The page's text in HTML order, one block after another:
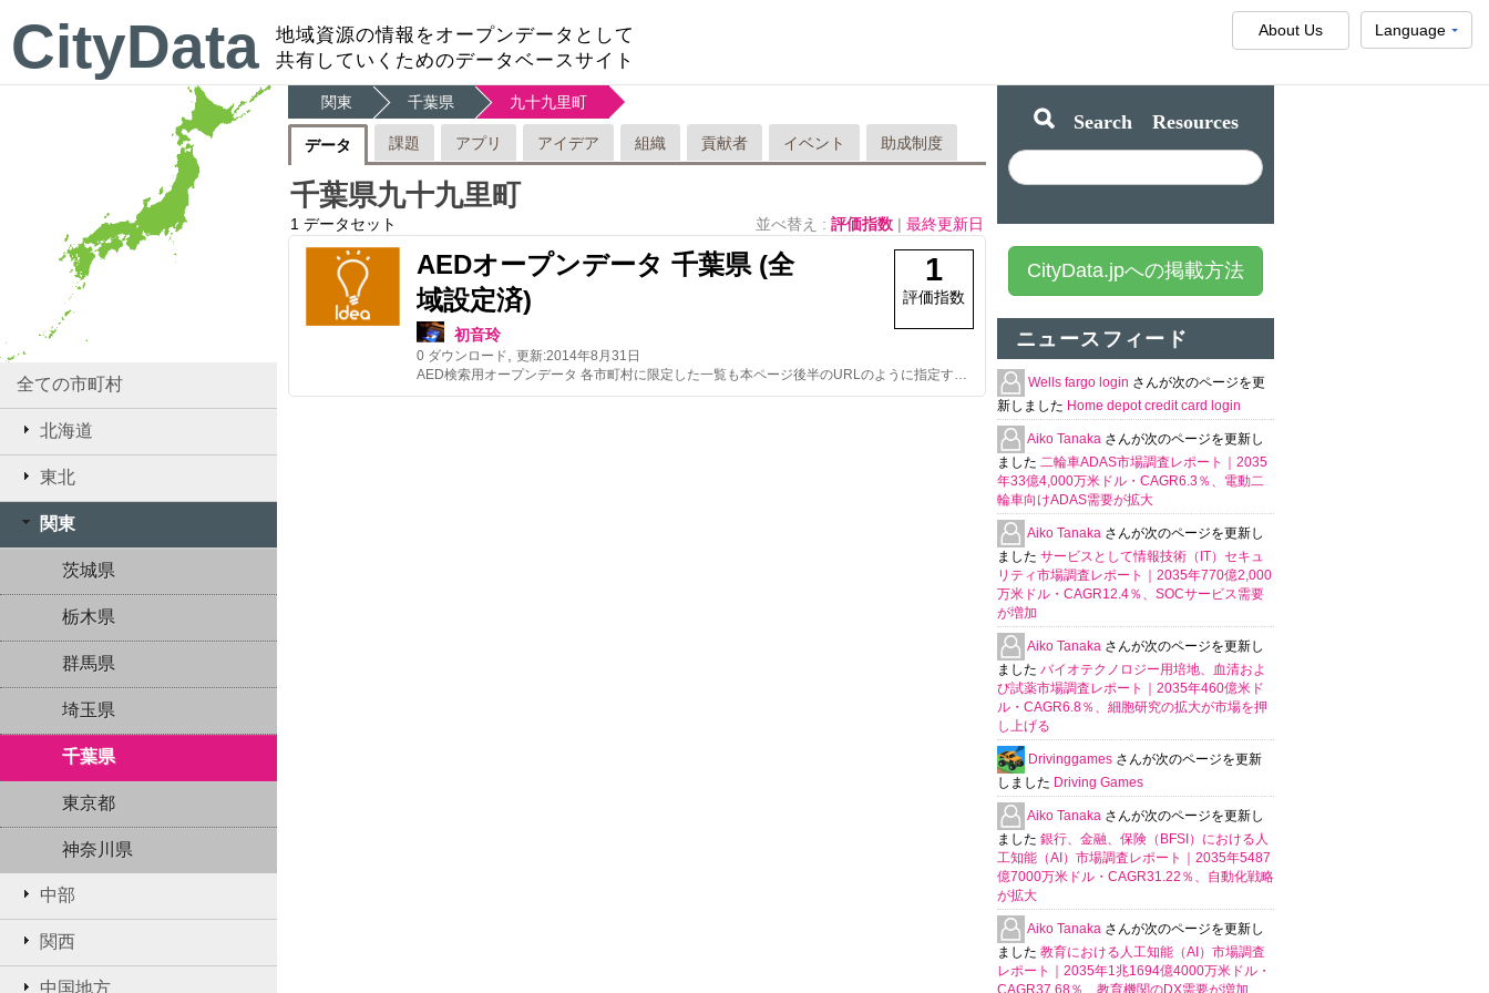
CityData
地域資源の情報をオープンデータとして
共有していくためのデータベースサイト
Language
About Us
全ての市町村
北海道
東北
関東
茨城県
栃木県
群馬県
埼玉県
千葉県
東京都
神奈川県
中部
関西
中国地方
関東 千葉県 九十九里町
データ 課題 アプリ アイデア 組織 貢献者 イベント 助成制度
千葉県九十九里町
1 データセット 並べ替え : 評価指数 | 最終更新日
AEDオープンデータ 千葉県 (全
域設定済)
初音玲
0 ダウンロード 更新:2014年8月31日
1
評価指数
AED検索用オープンデータ 各市町村に限定した一覧も本ページ後半のURLのように指定すれば取得可能です。
Search Resources
CityData.jpへの掲載方法
ニュースフィード
Wells fargo login さんが次のページを更
新しました Home depot credit card login
Aiko Tanaka さんが次のページを更新し
ました 二輪車ADAS市場調査レポート｜2035
年33億4,000万米ドル・CAGR6.3％、電動二
輪車向けADAS需要が拡大
Aiko Tanaka さんが次のページを更新し
ました サービスとして情報技術（IT）セキュ
リティ市場調査レポート｜2035年770億2,000
万米ドル・CAGR12.4％、SOCサービス需要
が増加
Aiko Tanaka さんが次のページを更新し
ました バイオテクノロジー用培地、血清およ
び試薬市場調査レポート｜2035年460億米ド
ル・CAGR6.8％、細胞研究の拡大が市場を押
し上げる
Drivinggames さんが次のページを更新
しました Driving Games
Aiko Tanaka さんが次のページを更新し
ました 銀行、金融、保険（BFSI）における人
工知能（AI）市場調査レポート｜2035年5487
億7000万米ドル・CAGR31.22％、自動化戦略
が拡大
Aiko Tanaka さんが次のページを更新し
ました 教育における人工知能（AI）市場調査
レポート｜2035年1兆1694億4000万米ドル・
CAGR37.68％、教育機関のDX需要が増加